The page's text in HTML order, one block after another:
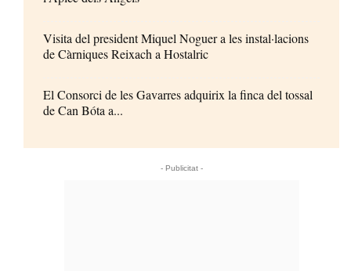
Visita del president Miquel Noguer a les instal·lacions
de Càrniques Reixach a Hostalric
El Consorci de les Gavarres adquirix la finca del tossal
de Can Bóta a...
- Publicitat -